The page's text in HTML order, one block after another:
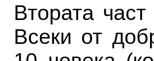
Втората
Всеки от